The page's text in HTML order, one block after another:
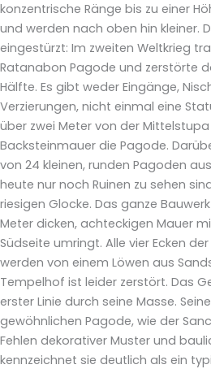
konzentrische Ränge bis zu einer
und werden nach oben hin kleiner.
eingestürzt: Im zweiten Weltkrieg
Ratanabon Pagode und zerstörte
Hälfte. Es gibt weder Eingänge,
Verzierungen, nicht einmal eine
über zwei Meter von der
Backsteinmauer die Pagode.
von 24 kleinen, runden Pagoden
heute nur noch Ruinen zu sehen
riesigen Glocke. Das ganze
Meter dicken, achteckigen Mauer
Südseite umringt. Alle vier Ecken
werden von einem Löwen aus
Tempelhof ist leider zerstört. Das
erster Linie durch seine Masse.
gewöhnlichen Pagode, wie der
Fehlen dekorativer Muster und
kennzeichnet sie deutlich als ein